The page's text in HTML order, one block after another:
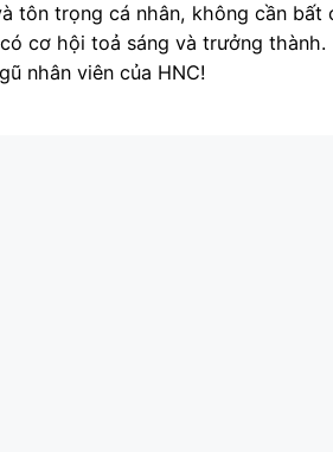
tôn trọng cá nhân, không cần bất
cơ hội toả sáng và trưởng thành.
nhân viên của HNC!